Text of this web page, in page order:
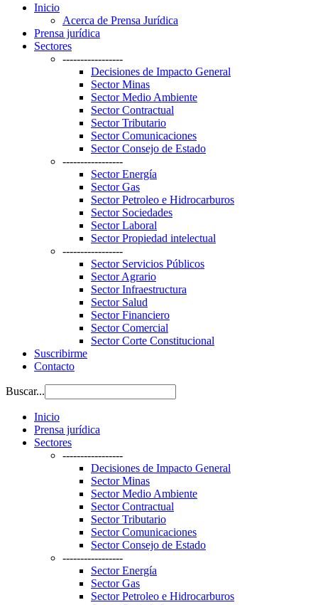
Inicio
Acerca de Prensa Jurídica
Prensa jurídica
Sectores
-----------------
Decisiones de Impacto General
Sector Minas
Sector Medio Ambiente
Sector Contractual
Sector Tributario
Sector Comunicaciones
Sector Consejo de Estado
-----------------
Sector Energía
Sector Gas
Sector Petroleo e Hidrocarburos
Sector Sociedades
Sector Laboral
Sector Propiedad intelectual
-----------------
Sector Servicios Públicos
Sector Agrario
Sector Infraestructura
Sector Salud
Sector Financiero
Sector Comercial
Sector Corte Constitucional
Suscribirme
Contacto
Buscar...
Inicio
Prensa jurídica
Sectores
-----------------
Decisiones de Impacto General
Sector Minas
Sector Medio Ambiente
Sector Contractual
Sector Tributario
Sector Comunicaciones
Sector Consejo de Estado
-----------------
Sector Energía
Sector Gas
Sector Petroleo e Hidrocarburos